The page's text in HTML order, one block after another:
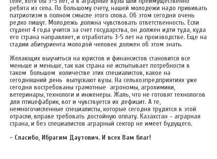
ребята из села. По большому счету, нашей молодежи надо прививать
патриотизм в полном смысле этого слова. Об этом сегодня очень
редко пишут. Молодежь должна чувствовать ответственность. Если
студент 4 года учится за счет государства, он должен идти туда, куда
его страна направляет, и отработать 3-5 лет на производстве. Еще на
стадии абитуриента молодой человек должен об этом знать.
Желающих выучиться на юристов и финансистов становится все
меньше и меньше, так как страна не испытывает потребности в
таком большом количестве этих специалистов, какое на
сегодняшний день выпускают вузы. На сельхозпредприятиях уже
сегодня востребованы грамотные агрономы, агрохимики,
ветеринары, технологи и инженеры. Жаль, что не готовят технологов
для птицефабрик, вот и чувствуется их дефицит. А те,
немногочисленные специалисты, которые сегодня трудятся в этой
отрасли, вправе требовать достойную оплату. Казахстан – аграрная
страна, и без специалистов аграрный сектор не имеет будущего.
- Спасибо, Ибрагим Даутович. И всех Вам благ!